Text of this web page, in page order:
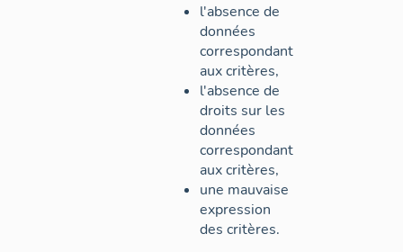
l'absence de
données
correspondant
aux critères,
l'absence de
droits sur les
données
correspondant
aux critères,
une mauvaise
expression
des critères.